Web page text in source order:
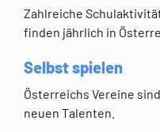
Zahlreiche
finden jährlich in
Selbst spielen
Österreichs Vereine
neuen Talenten.